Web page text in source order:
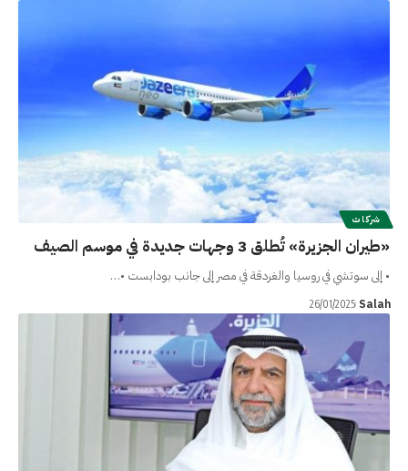
شركات
«طيران الجزيرة» تُطلق 3 وجهات جديدة في موسم الصيف
• إلى سوتشي في روسيا والغردقة في مصر إلى جانب بودابست •…
Salah
26/01/2025